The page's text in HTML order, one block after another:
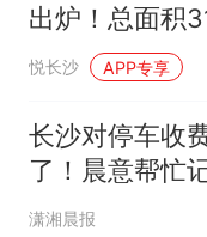
出炉！总面积
公里！
悦长沙 APP专享
长沙对停车收
了！晨意帮忙
访长沙20余处
潇湘晨报